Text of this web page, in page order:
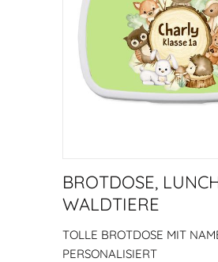
BROTDOSE,
WALDTIERE
TOLLE BROTDOSE MIT
PERSONALISIERT